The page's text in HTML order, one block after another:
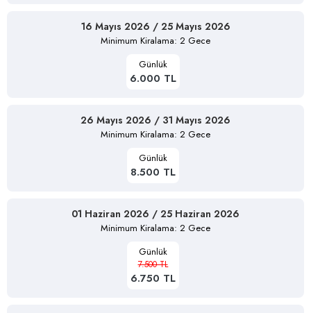
16 Mayıs 2026 / 25 Mayıs 2026
Minimum Kiralama: 2 Gece
Günlük
6.000 TL
26 Mayıs 2026 / 31 Mayıs 2026
Minimum Kiralama: 2 Gece
Günlük
8.500 TL
01 Haziran 2026 / 25 Haziran 2026
Minimum Kiralama: 2 Gece
Günlük
7.500 TL
6.750 TL